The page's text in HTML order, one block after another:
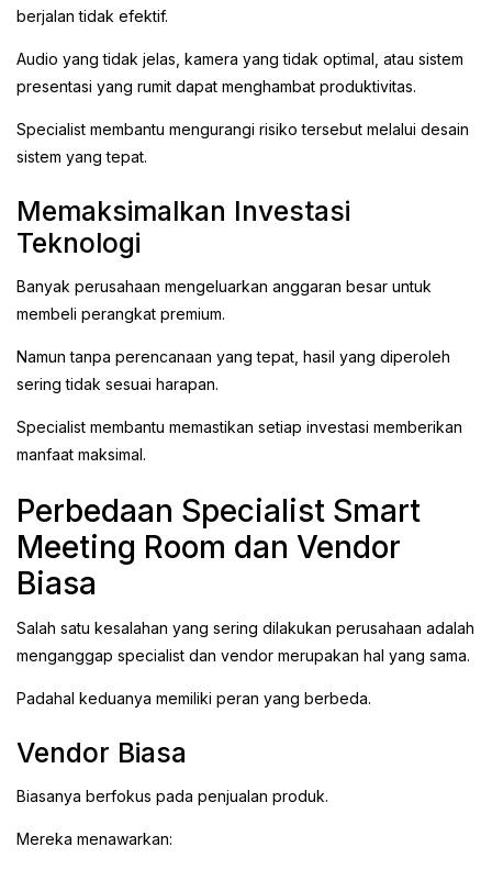
berjalan tidak efektif.
Audio yang tidak jelas, kamera yang tidak optimal, atau sistem
presentasi yang rumit dapat menghambat produktivitas.
Specialist membantu mengurangi risiko tersebut melalui desain
sistem yang tepat.
Memaksimalkan Investasi
Teknologi
Banyak perusahaan mengeluarkan anggaran besar untuk
membeli perangkat premium.
Namun tanpa perencanaan yang tepat, hasil yang diperoleh
sering tidak sesuai harapan.
Specialist membantu memastikan setiap investasi memberikan
manfaat maksimal.
Perbedaan Specialist Smart
Meeting Room dan Vendor
Biasa
Salah satu kesalahan yang sering dilakukan perusahaan adalah
menganggap specialist dan vendor merupakan hal yang sama.
Padahal keduanya memiliki peran yang berbeda.
Vendor Biasa
Biasanya berfokus pada penjualan produk.
Mereka menawarkan: